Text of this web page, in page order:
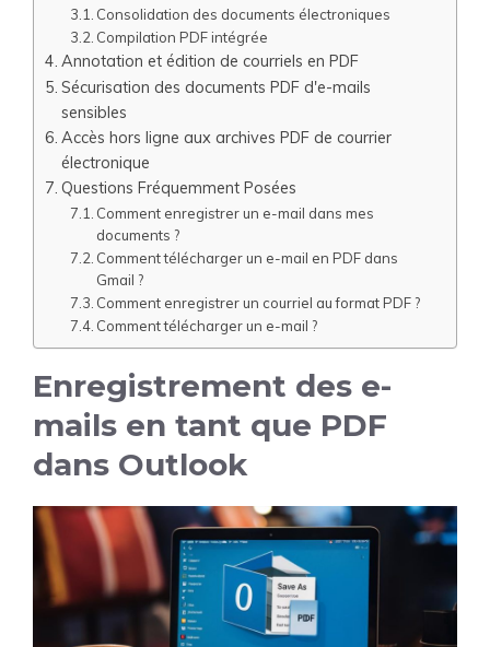
Consolidation des documents électroniques
Compilation PDF intégrée
Annotation et édition de courriels en PDF
Sécurisation des documents PDF d'e-mails
sensibles
Accès hors ligne aux archives PDF de courrier
électronique
Questions Fréquemment Posées
Comment enregistrer un e-mail dans mes
documents ?
Comment télécharger un e-mail en PDF dans
Gmail ?
Comment enregistrer un courriel au format PDF ?
Comment télécharger un e-mail ?
Enregistrement des e-
mails en tant que PDF
dans Outlook